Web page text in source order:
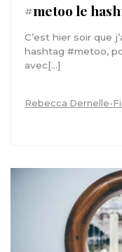
#metoo le
C’est hier soir que
hashtag #metoo,
avec[...]
Rebecca Dernelle-